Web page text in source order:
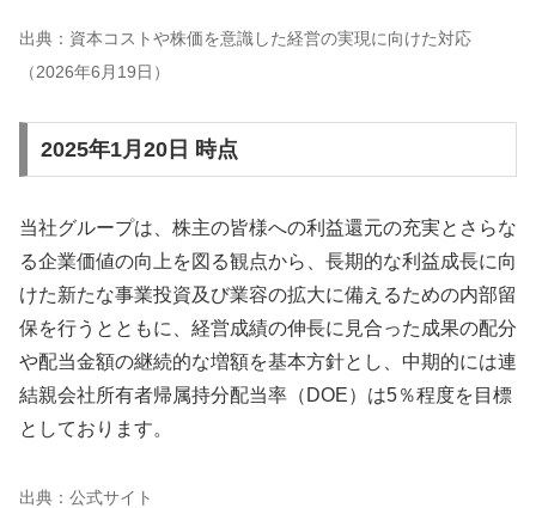
出典：資本コストや株価を意識した経営の実現に向けた対応
（2026年6月19日）
2025年1月20日 時点
当社グループは、株主の皆様への利益還元の充実とさらな
る企業価値の向上を図る観点から、長期的な利益成長に向
けた新たな事業投資及び業容の拡大に備えるための内部留
保を行うとともに、経営成績の伸長に見合った成果の配分
や配当金額の継続的な増額を基本方針とし、中期的には連
結親会社所有者帰属持分配当率（DOE）は5％程度を目標
としております。
出典：公式サイト